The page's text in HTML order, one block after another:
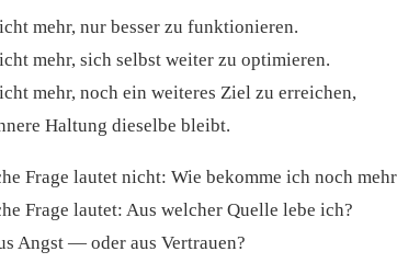
mehr, nur besser zu funktionieren.
mehr, sich selbst weiter zu optimieren.
mehr, noch ein weiteres Ziel zu erreichen,
Haltung dieselbe bleibt.
Frage lautet nicht: Wie bekomme ich noch
Frage lautet: Aus welcher Quelle lebe ich?
Angst — oder aus Vertrauen?